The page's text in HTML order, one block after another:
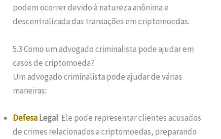
podem ocorrer devido à natureza anônima e
descentralizada das transações em criptomoedas.
5.3 Como um advogado criminalista pode ajudar em
casos de criptomoeda?
Um advogado criminalista pode ajudar de várias
maneiras:
DefesaLegal: Ele pode representar clientes acusados
de crimes relacionados a criptomoedas, preparando